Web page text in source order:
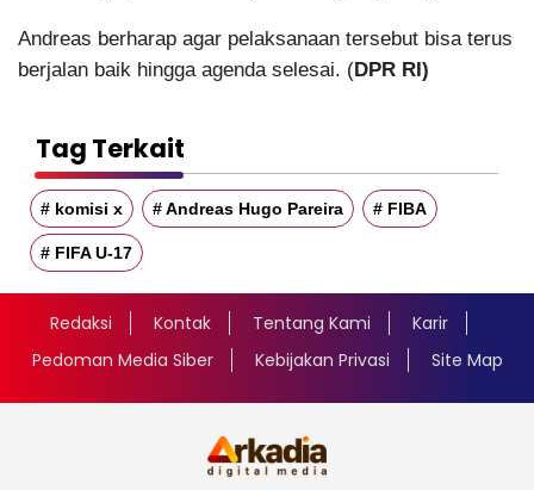
Andreas berharap agar pelaksanaan tersebut bisa terus
berjalan baik hingga agenda selesai. (DPR RI)
Tag Terkait
# komisi x # Andreas Hugo Pareira # FIBA
# FIFA U-17
Redaksi Kontak Tentang Kami
Karir
Pedoman Media Siber
Kebijakan Privasi Site Map